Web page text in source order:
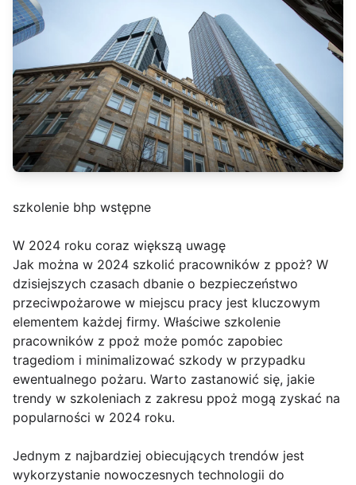
szkolenie bhp wstępne
W 2024 roku coraz większą uwagę
Jak można w 2024 szkolić pracowników z ppoż? W
dzisiejszych czasach dbanie o bezpieczeństwo
przeciwpożarowe w miejscu pracy jest kluczowym
elementem każdej firmy. Właściwe szkolenie
pracowników z ppoż może pomóc zapobiec
tragediom i minimalizować szkody w przypadku
ewentualnego pożaru. Warto zastanowić się, jakie
trendy w szkoleniach z zakresu ppoż mogą zyskać na
popularności w 2024 roku.
Jednym z najbardziej obiecujących trendów jest
wykorzystanie nowoczesnych technologii do